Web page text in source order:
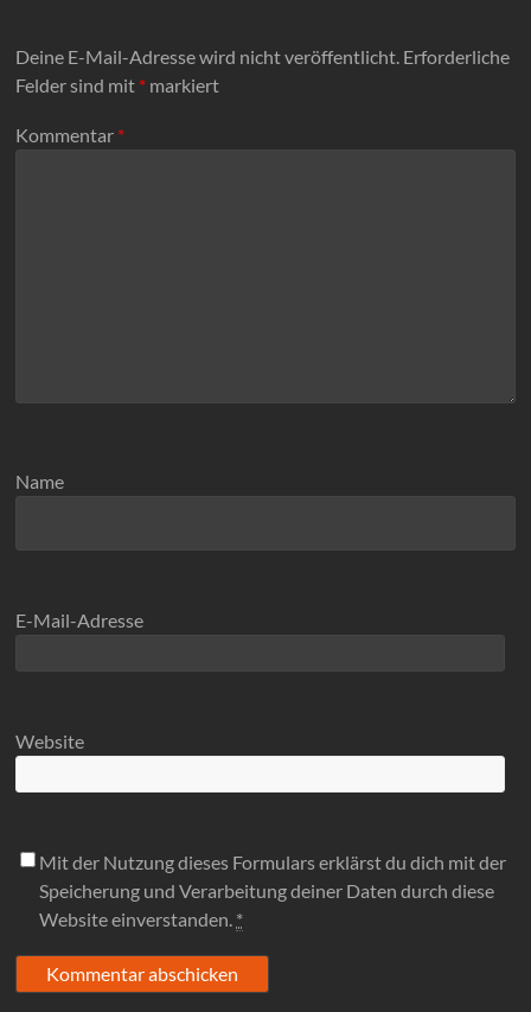
Deine E-Mail-Adresse wird nicht veröffentlicht. Erforderliche
Felder sind mit * markiert
Kommentar *
Name
E-Mail-Adresse
Website
Mit der Nutzung dieses Formulars erklärst du dich mit der
Speicherung und Verarbeitung deiner Daten durch diese
Website einverstanden. *